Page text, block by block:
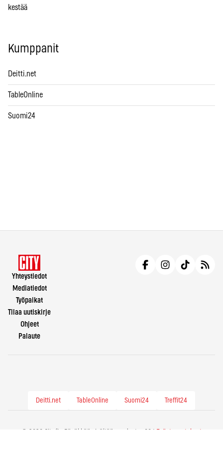
kestää
Kumppanit
Deitti.net
TableOnline
Suomi24
Yhteystiedot
Mediatiedot
Työpaikat
Tilaa uutiskirje
Ohjeet
Palaute
Deitti.net TableOnline Suomi24 Treffit24